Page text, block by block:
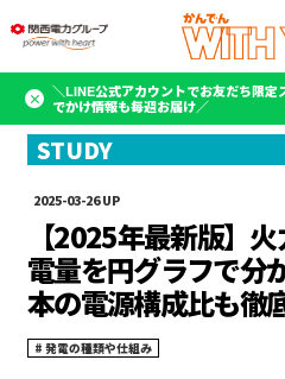
＼LINE公式アカウントでお友だち限定
でかけ情報も毎週お届け／
2025-03-26
【2025年最新版】
電量を円グラフで分
本の電源構成比も徹
発電の種類や仕組み